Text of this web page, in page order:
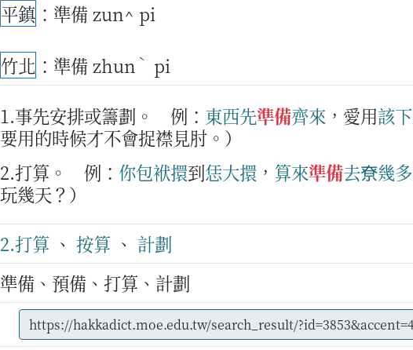
平鎮 ：準備 zun^ pi
竹北 ：準備 zhun ˋ pi
1.事先安排或籌劃。 例： 東西先準備齊來 ，愛用該下
要用的時候才不會捉襟見肘。）
2.打算。
例： 你包袱擐到恁大擐 ， 算來準備去尞幾多
玩幾天？）
2.打算 、 按算 、 計劃
準備、預備、打算、計劃